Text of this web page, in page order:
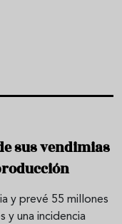
sus vendimias
y prevé 55 millones
y una incidencia